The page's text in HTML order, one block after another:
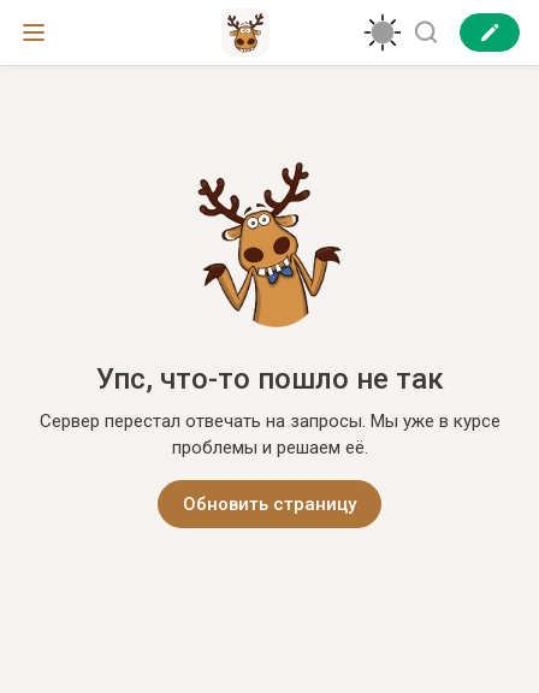
Упс, что-то пошло не так
Сервер перестал отвечать на запросы. Мы уже в курсе
проблемы и решаем её.
Обновить страницу